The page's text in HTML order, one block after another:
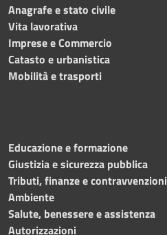
Anagrafe e stato civile
Vita lavorativa
Imprese e Commercio
Catasto e urbanistica
Mobilità e trasporti
Educazione e formazione
Giustizia e sicurezza pubblica
Tributi, finanze e contravvenzioni
Ambiente
Salute, benessere e assistenza
Autorizzazioni